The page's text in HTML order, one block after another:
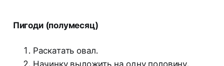
Пигоди (полумесяц)
Раскатать овал.
Начинку выложить на одну половину.